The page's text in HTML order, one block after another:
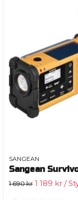
SANGEAN
1 690 kr 1 189 kr /